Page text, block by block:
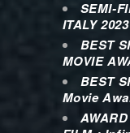
SEMI-
ITALY 2023
BEST
MOVIE
BEST
Movie